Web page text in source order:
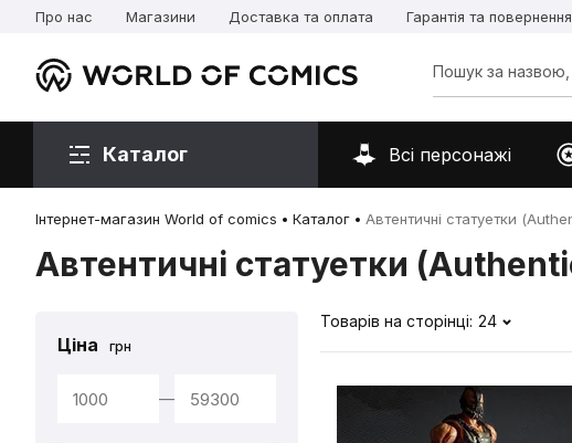
Про нас Магазини Доставка та оплата Гарантія та повернення
Каталог Всі персонажі
Інтернет-магазин World of comics Каталог Автентичні статуетки
Автентичні статуетки
Ціна грн
—
Товарів на сторінці: 24